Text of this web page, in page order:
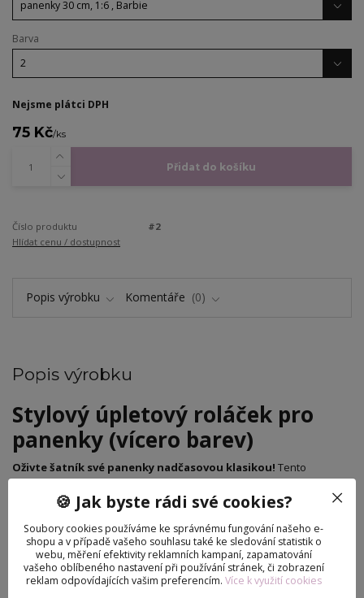
Barva
Nejsme plátci DPH
75 Kč/ks
Přidat do košíku
Číslo produktu
#2
Hlídat cenu / dostupnost
Popis výrobku Komentáře 0
Popis výrobku
​Stylový úpletový roláček pro
panenky (vícero barev)
Oživte šatník své panenky nadčasovou klasikou! Tento
každou moderní „fashion“ panenku. Díky preciznímu střihu a
nádech luxusu a sofistikovanosti.
​Proč si vybrat právě tento kousek?
🍪 Jak byste rádi své cookies?
Soubory cookies používáme ke správnému fungování našeho e-
shopu a v případě vašeho souhlasu také ke sledování statistik o
webu, měření efektivity reklamních kampaní, zapamatování
vašeho oblíbeného nastavení při používání stránek, či zobrazení
reklam odpovídajících vašim preferencím. Více k využití cookies